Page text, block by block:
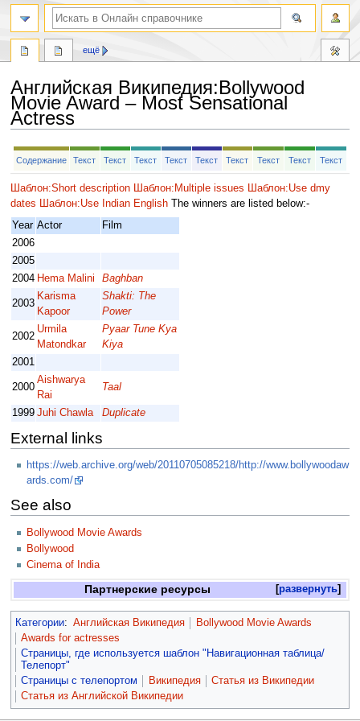
Английская Википедия:Bollywood
Movie Award – Most Sensational
Actress
Перейти
Перейти
Содержание Текст Текст Текст Текст Текст Текст Текст Текст Текст
Шаблон:Short description Шаблон:Multiple issues
Шаблон:Use dmy
dates
Шаблон:Use Indian EnglishThe winners are listed below:-
Year Actor
Film
2006
2005
2004 Hema Malini Baghban
2003
Karisma
Kapoor
Shakti: The
Power
2002
Urmila
Matondkar
Pyaar Tune Kya
Kiya
2001
2000
Aishwarya
Rai
Taal
1999 Juhi Chawla Duplicate
External links
https://web.archive.org/web/20110705085218/http://www.bollywoodaw
ards.com/
See also
Bollywood Movie Awards
Bollywood
Cinema of India
развернуть
Партнерские ресурсы
Категории: Английская Википедия
Bollywood Movie Awards
Awards for actresses
Страницы, где используется шаблон "Навигационная таблица/
Телепорт"
Страницы с телепортом
Википедия
Статья из Википедии
Статья из Английской Википедии
ещё